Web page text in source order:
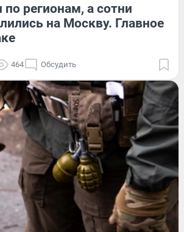
регионам, а сотни
на Москву. Главное
464 Обсудить